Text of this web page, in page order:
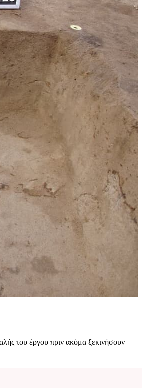
του έργου πριν ακόμα ξεκινήσουν